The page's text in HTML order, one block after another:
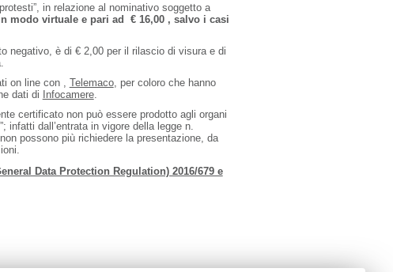
in relazione al nominativo soggetto a
modo virtuale e pari ad € 16,00 , salvo i casi
negativo, è di € 2,00 per il rilascio di visura e di
on line con , Telemaco, per coloro che hanno
dati di Infocamere.
certificato non può essere prodotto agli organi
dall’entrata in vigore della legge n.
possono più richiedere la presentazione, da
Data Protection Regulation) 2016/679 e